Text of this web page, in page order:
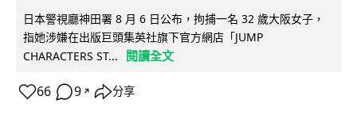
日本警視廳神田署 8 月 6 日公布，拘捕一名 32 歲大阪女子，
指她涉嫌在出版巨頭集英社旗下官方網店「JUMP
CHARACTERS ST...
閱讀全文
66 9 ↗ 分享